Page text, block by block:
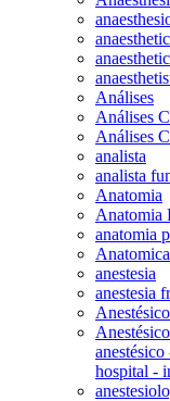
Análises
Análises
Análises
analista
analista
Anatomia
Anatomia
anatomia
anestesia
anestesia
Anestésico
hospital -